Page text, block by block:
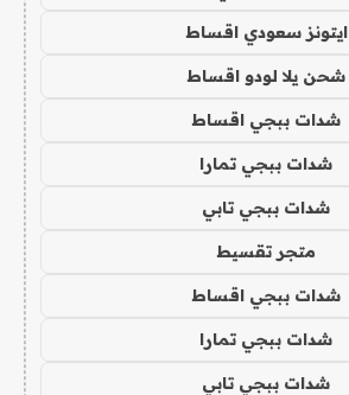
ايتونز سعودي اقساط
شحن يلا لودو اقساط
شدات ببجي اقساط
شدات ببجي تمارا
شدات ببجي تابي
متجر تقسيط
شدات ببجي اقساط
شدات ببجي تمارا
شدات ببجي تابي